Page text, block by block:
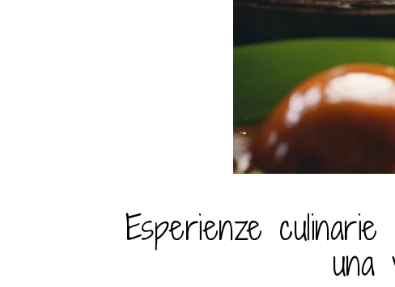
Esperienze
una